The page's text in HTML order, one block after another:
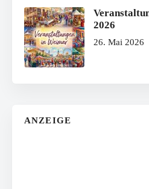
2026
26. Mai 2026
ANZEIGE